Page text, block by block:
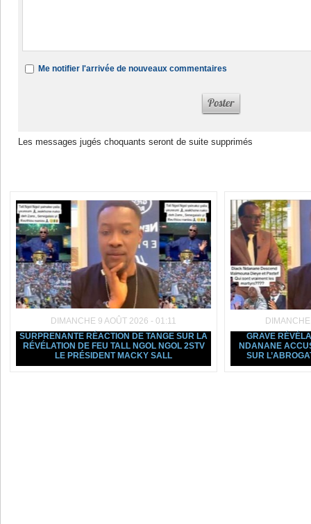
Me notifier l'arrivée de nouveaux commentaires
Les messages jugés choquants seront de suite supprimés
DIMANCHE 9 AOÛT 2026 - 01:11
SURPRENANTE RÉACTION DE TANGE SUR LA
RÉVÉLATION DE FEU TALL NGOL NGOL 2STV
LE PRÉSIDENT MACKY SALL
GRAVE
NDANANE
SUR